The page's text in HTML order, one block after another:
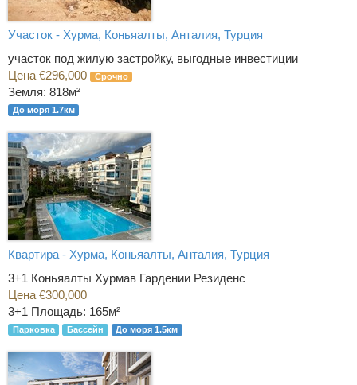
Участок - Хурма, Коньяалты, Анталия, Турция
участок под жилую застройку, выгодные инвестиции
Цена €296,000
Срочно
Земля: 818м²
До моря 1.7км
Квартира - Хурма, Коньяалты, Анталия, Турция
3+1 Коньяалты Хурмав Гардении Резиденс
Цена €300,000
3+1 Площадь: 165м²
Парковка Бассейн До моря 1.5км